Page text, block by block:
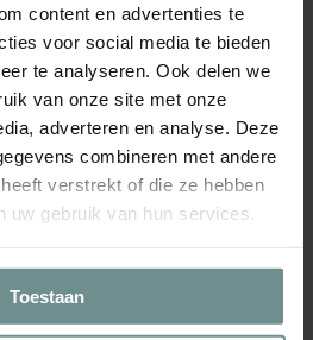
content en advertenties te
voor social media te bieden
te analyseren. Ook delen we
van onze site met onze
adverteren en analyse. Deze
combineren met andere
verstrekt of die ze hebben
uw gebruik van hun services.
Toestaan
beginnt, wenn die
werden. Diese Mischung gedeiht in
an einem sonnigen Standort. Nach
die Pflanzen zu kräftigen Blühern,
zu zeigen. Die Blüte beginnt im
Herbst hinein, wobei Sie laufend
werden, die Sie schneiden und
Sie Ihren Garten mit der vielseitigen
zu einem lebendigen